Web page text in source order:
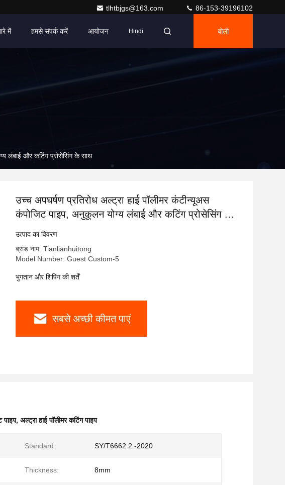
tlhtbjgs@163.com 86-153-39196102
में हमसे संपर्क करें आयोजन Hindi बोली
लंबाई और कटिंग प्रोसेसिंग के साथ
उच्च अपघर्षण प्रतिरोध अल्ट्रा हाई पॉलीमर कंटीन्यूअस
कंपोजिट पाइप, अनुकूलन योग्य लंबाई और कटिंग प्रोसेसिंग के
उत्पाद का विवरण
ब्रांड नाम: Tianlianhuitong
Model Number: Guest Custom-5
भुगतान और शिपिंग की शर्तें
सबसे अच्छी कीमत पाएं
पाइप, अल्ट्रा हाई पॉलीमर कटिंग पाइप
Standard: SY/T6662.2.-2020
Thickness: 8mm